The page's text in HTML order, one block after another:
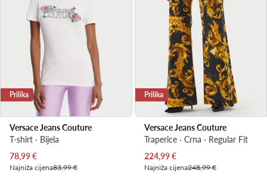
Prilika
Versace Jeans Couture
T-shirt · Bijela
Trenutna cijena
78,99€
Najniža cijena83,99 €
Prilika
Versace Jeans Couture
Traperice · Crna · Regular Fit
Trenutna cijena
224,99€
Najniža cijena248,99 €